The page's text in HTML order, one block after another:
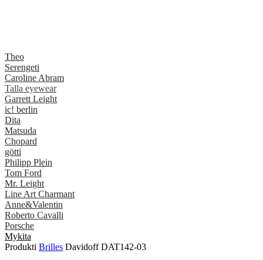
Theo
Serengeti
Caroline Abram
Talla eyewear
Garrett Leight
ic! berlin
Dita
Matsuda
Chopard
götti
Philipp Plein
Tom Ford
Mr. Leight
Line Art Charmant
Anne&Valentin
Roberto Cavalli
Porsche
Mykita
Produkti Brilles Davidoff DAT142-03